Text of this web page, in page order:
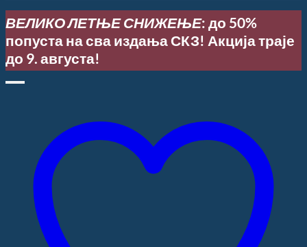
ВЕЛИКО ЛЕТЊЕ СНИЖЕЊЕ: до 50%
попуста на сва издања СКЗ! Акција траје
до 9. августа!